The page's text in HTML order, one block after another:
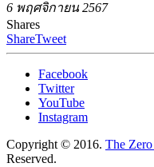
6 พฤศจิกายน 2567
Shares
ShareTweet
Facebook
Twitter
YouTube
Instagram
Copyright © 2016. The
Reserved.